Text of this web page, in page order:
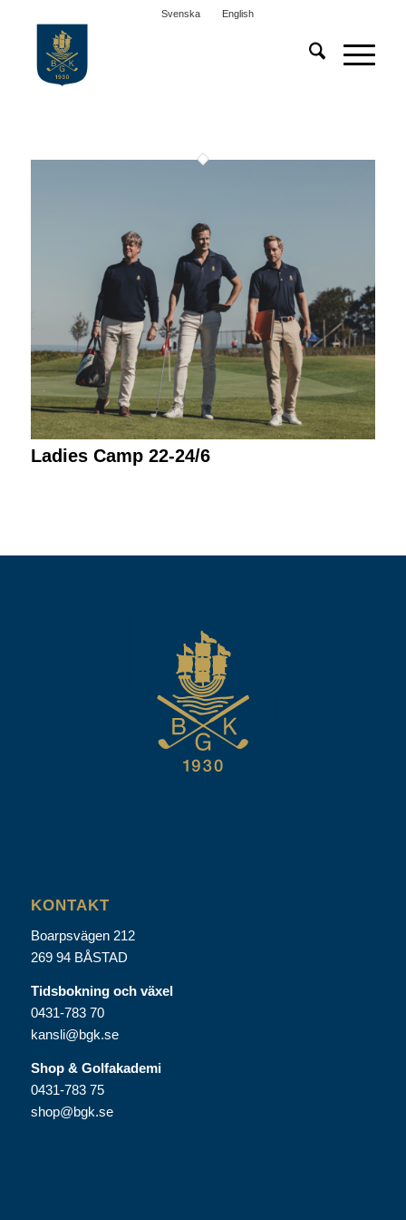
Svenska English
Ladies Camp 22-24/6
KONTAKT
Boarpsvägen 212
269 94 BÅSTAD
Tidsbokning och växel
0431-783 70
kansli@bgk.se
Shop & Golfakademi
0431-783 75
shop@bgk.se